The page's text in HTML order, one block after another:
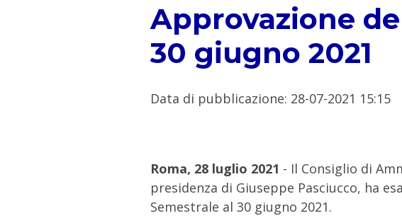
Approvazione
30 giugno 2021
Data di pubblicazione: 28-07-2021 15:15
Roma, 28 luglio 2021 - Il Consiglio di
presidenza di Giuseppe Pasciucco, ha
Semestrale al 30 giugno 2021.